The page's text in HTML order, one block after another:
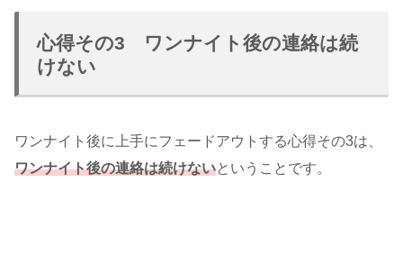
心得その3 ワンナイト後の連絡は続
けない
ワンナイト後に上手にフェードアウトする心得その3は、
ワンナイト後の連絡は続けないということです。